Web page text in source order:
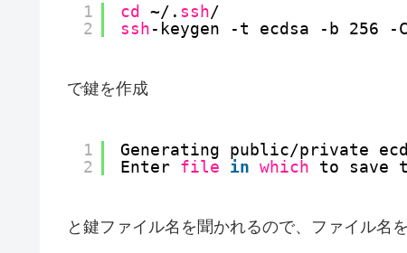
1
2
cd ~/. ssh/
ssh-keygen -t ecdsa -b 256 -
で鍵を作成
1
2
Generating public/private
Enter file in which to save
と鍵ファイル名を聞かれるので、ファイル名